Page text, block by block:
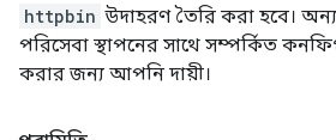
httpbin উদাহরণ তৈরি করা হবে।
পরিসেবা স্থাপনের সাথে সম্পর্কিত
করার জন্য আপনি দায়ী।